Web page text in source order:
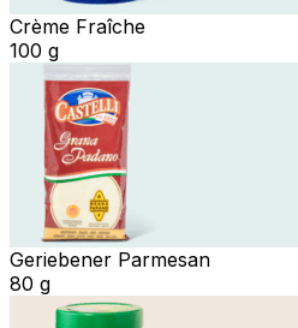
Crème Fraîche
100 g
Geriebener Parmesan
80 g